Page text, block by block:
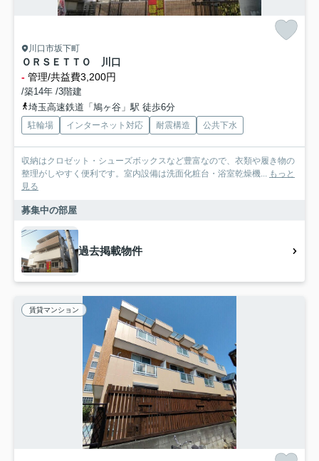
川口市坂下町
ＯＲＳＥＴＴＯ 川口
- 管理/共益費3,200円
/築14年 /3階建
埼玉高速鉄道「鳩ヶ谷」駅 徒歩6分
駐輪場 インターネット対応 耐震構造 公共下水
収納はクロゼット・シューズボックスなど豊富なので、衣類や履き物の
整理がしやすく便利です。室内設備は洗面化粧台・浴室乾燥機... もっと
見る
募集中の部屋
過去掲載物件
賃貸マンション